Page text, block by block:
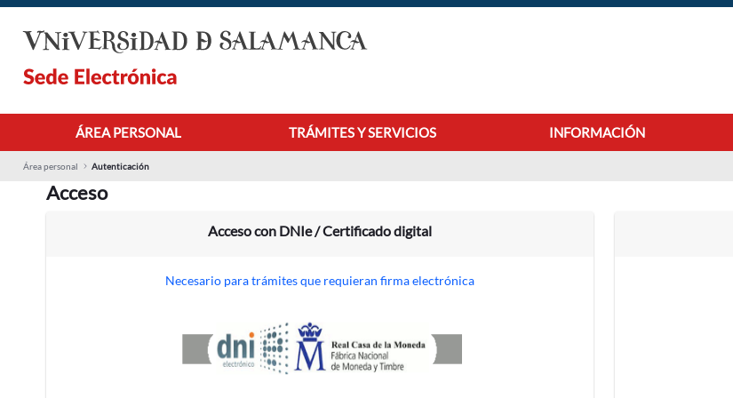
ÁREA PERSONAL TRÁMITES Y SERVICIOS INFORMACIÓN
Área personal Autenticación
Acceso
Acceso con DNIe / Certificado digital
Necesario para trámites que requieran firma electrónica